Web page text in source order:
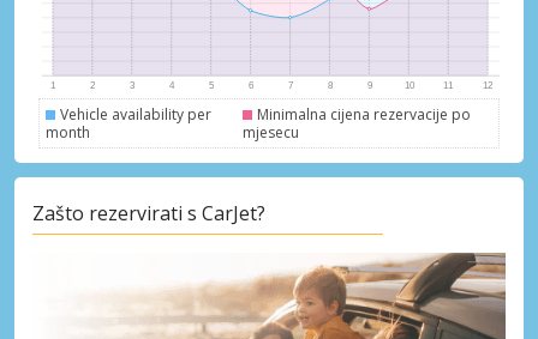
Vehicle availability per
month
Minimalna cijena rezervacije po
mjesecu
Zašto rezervirati s CarJet?